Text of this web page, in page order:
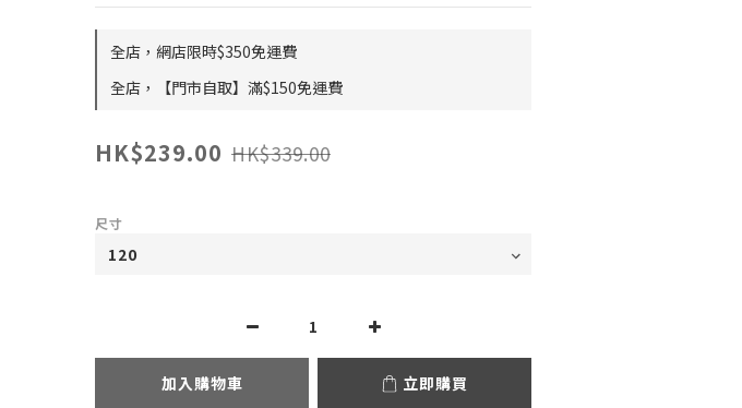
全店，網店限時$350免運費
全店，【門市自取】滿$150免運費
HK$239.00 HK$339.00
尺寸
加入購物車 立即購買